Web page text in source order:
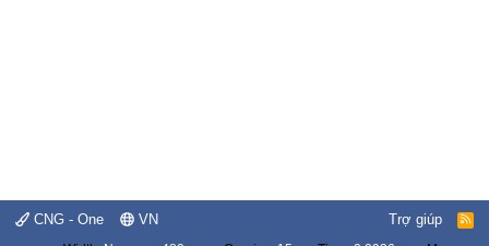
CNG - One VN Trợ giúp
R